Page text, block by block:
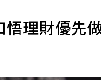
悟理財優先